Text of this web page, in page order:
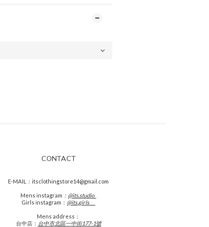
CONTACT
E-MAIL：itsclothingstore14@gmail.com
Mens instagram ： @its.studio_
Girls instagram： @its.girls___
Mens address：
台中店： 台中市北區一中街177-1號